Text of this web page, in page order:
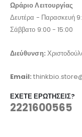
Ωράριο Λειτουργίας
Δευτέρα - Παρασκευή
Σάββατο 9:00 - 15:00
Διεύθυνση:
Email:
ΈΧΕΤΕ ΕΡΩΤΉΣΕΙΣ?
2221600565